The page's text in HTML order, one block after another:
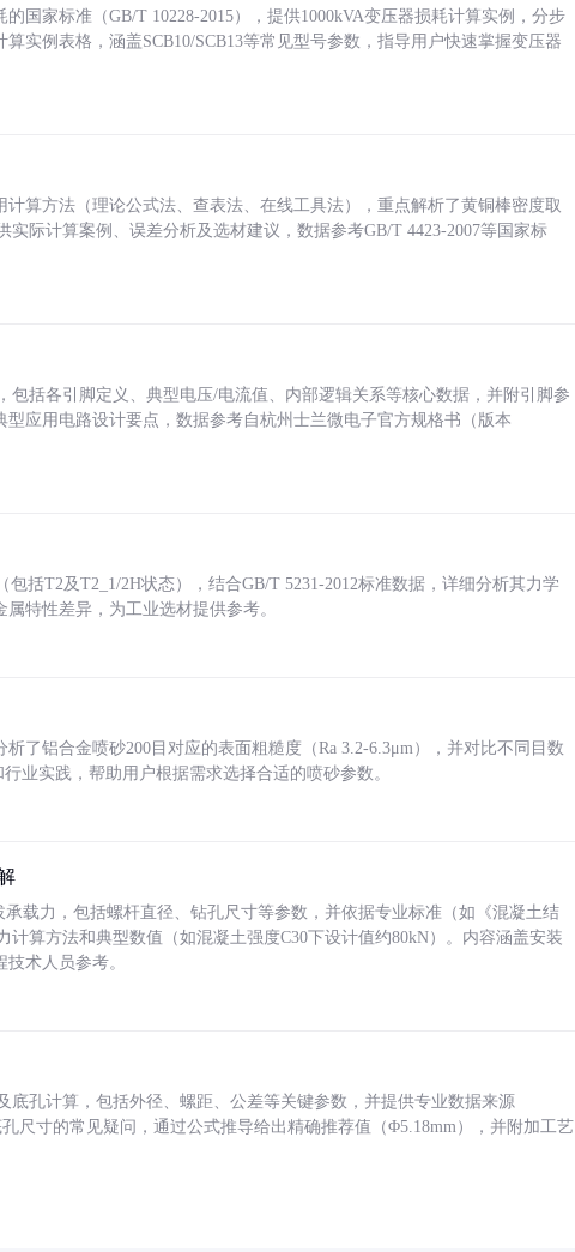
国家标准（GB/T 10228-2015），提供1000kVA变压器损耗计算实例，分步
实例表格，涵盖SCB10/SCB13等常见型号参数，指导用户快速掌握变压器
算方法（理论公式法、查表法、在线工具法），重点解析了黄铜棒密度取
实际计算案例、误差分析及选材建议，数据参考GB/T 4423-2007等国家标
包括各引脚定义、典型电压/电流值、内部逻辑关系等核心数据，并附引脚参
应用电路设计要点，数据参考自杭州士兰微电子官方规格书（版本
括T2及T2_1/2H状态），结合GB/T 5231-2012标准数据，详细分析其力学
特性差异，为工业选材提供参考。
了铝合金喷砂200目对应的表面粗糙度（Ra 3.2-6.3μm），并对比不同目数
业实践，帮助用户根据需求选择合适的喷砂参数。
载力，包括螺杆直径、钻孔尺寸等参数，并依据专业标准（如《混凝土结
计算方法和典型数值（如混凝土强度C30下设计值约80kN）。内容涵盖安装
术人员参考。
底孔计算，包括外径、螺距、公差等关键参数，并提供专业数据来源
孔尺寸的常见疑问，通过公式推导给出精确推荐值（Φ5.18mm），并附加工艺